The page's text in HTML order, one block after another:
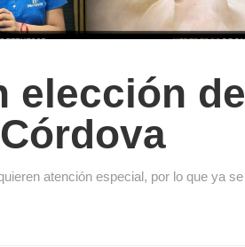
elección de
atención especial, por lo que ya se